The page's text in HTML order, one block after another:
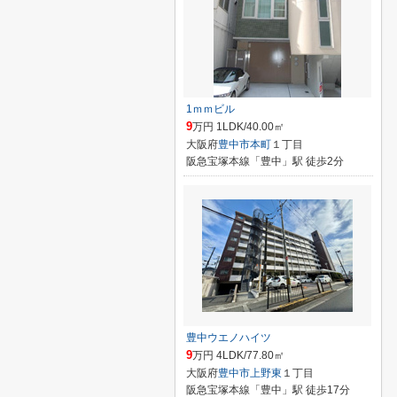
1ｍｍビル
9万円 1LDK/40.00㎡
大阪府豊中市本町 １丁目
阪急宝塚本線「豊中」駅 徒歩2分
豊中ウエノハイツ
9万円 4LDK/77.80㎡
大阪府豊中市上野東 １丁目
阪急宝塚本線「豊中」駅 徒歩17分